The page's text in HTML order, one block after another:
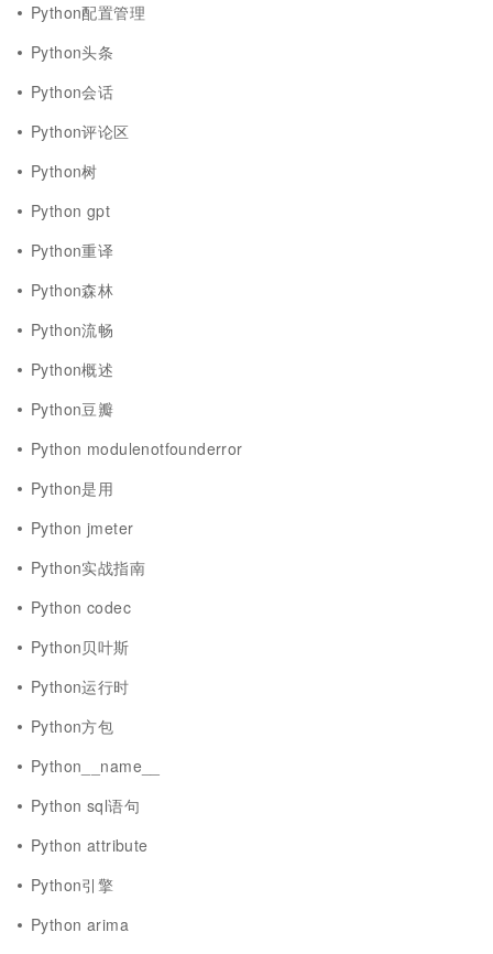
Python配置管理
Python头条
Python会话
Python评论区
Python树
Python gpt
Python重译
Python森林
Python流畅
Python概述
Python豆瓣
Python modulenotfounderror
Python是用
Python jmeter
Python实战指南
Python codec
Python贝叶斯
Python运行时
Python方包
Python__name__
Python sql语句
Python attribute
Python引擎
Python arima